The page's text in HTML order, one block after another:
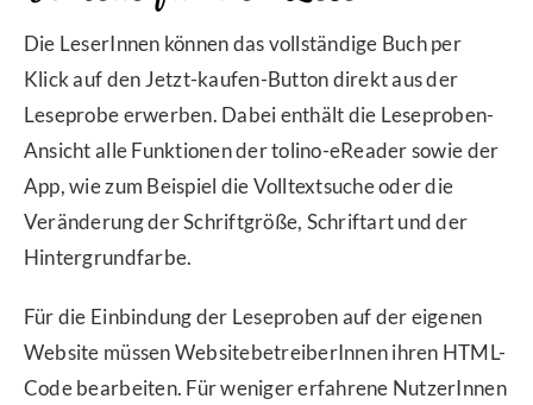
Die LeserInnen können das vollständige Buch per
Klick auf den Jetzt-kaufen-Button direkt aus der
Leseprobe erwerben. Dabei enthält die Leseproben-
Ansicht alle Funktionen der tolino-eReader sowie der
App, wie zum Beispiel die Volltextsuche oder die
Veränderung der Schriftgröße, Schriftart und der
Hintergrundfarbe.
Für die Einbindung der Leseproben auf der eigenen
Website müssen WebsitebetreiberInnen ihren HTML-
Code bearbeiten. Für weniger erfahrene NutzerInnen